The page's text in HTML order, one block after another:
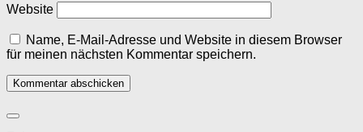
Website
Name, E-Mail-Adresse und Website in diesem Browser
für meinen nächsten Kommentar speichern.